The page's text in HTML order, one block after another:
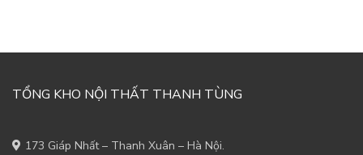
TỔNG KHO NỘI THẤT THANH TÙNG
173 Giáp Nhất – Thanh Xuân – Hà Nội.